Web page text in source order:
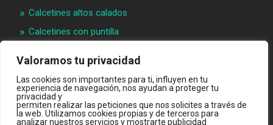
Valoramos tu privacidad
Las cookies son importantes para ti, influyen en tu
experiencia de navegación, nos ayudan a proteger tu
privacidad y
permiten realizar las peticiones que nos solicites a través de
la web. Utilizamos cookies propias y de terceros para
analizar nuestros servicios y mostrarte publicidad
Calcetines altos calados
Calcetines con puntilla
Materias primeras
Videos
Quiénes somos